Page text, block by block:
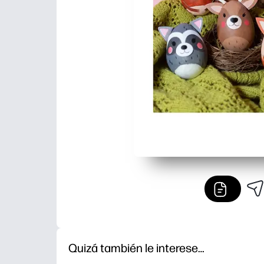
Quizá también le interese…